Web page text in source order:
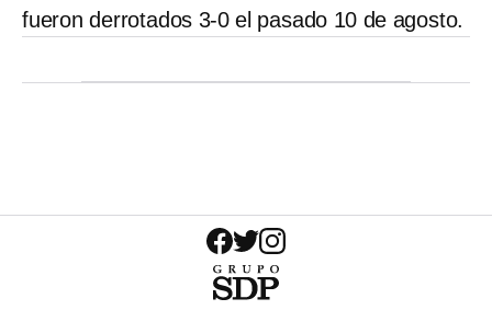
fueron derrotados 3-0 el pasado 10 de agosto.